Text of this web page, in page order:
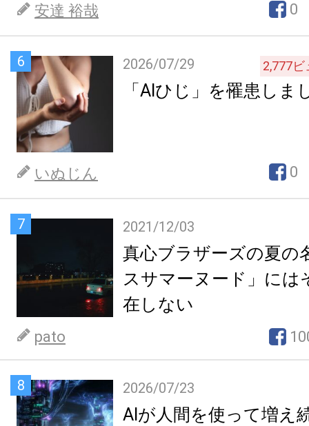
安達 裕哉 0
6 2026/07/29 2,777ビ
「AIひじ」を罹患しま
いぬじん 0
7 2021/12/03
真心ブラザーズの夏の
スサマーヌード」には
在しない
pato
8 2026/07/23
AIが人間を使って増え